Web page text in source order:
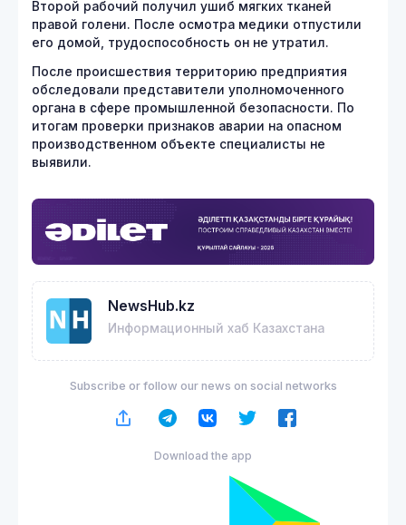
Второй рабочий получил ушиб мягких тканей
правой голени. После осмотра медики отпустили
его домой, трудоспособность он не утратил.
После происшествия территорию предприятия
обследовали представители уполномоченного
органа в сфере промышленной безопасности. По
итогам проверки признаков аварии на опасном
производственном объекте специалисты не
выявили.
NewsHub.kz
Информационный хаб Казахстана
Subscribe or follow our news on social networks
Download the app